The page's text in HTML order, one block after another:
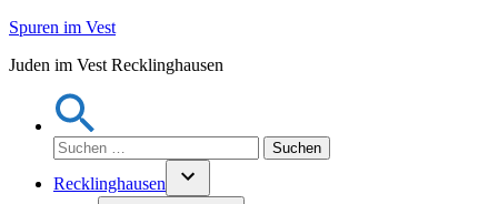
Zum
springen
Spuren im Vest
Juden im Vest Recklinghausen
Suchen
nach:
Recklinghausen